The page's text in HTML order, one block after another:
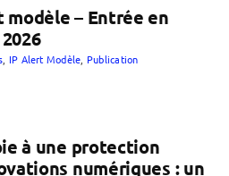
modèle – Entrée en
IP Alert Modèle Publication
à une protection
numériques : un